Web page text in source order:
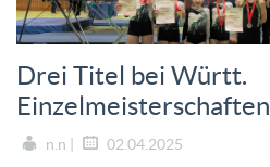
Drei Titel bei Württ.
Einzelmeisterschaften
n.n | 02.04.2025